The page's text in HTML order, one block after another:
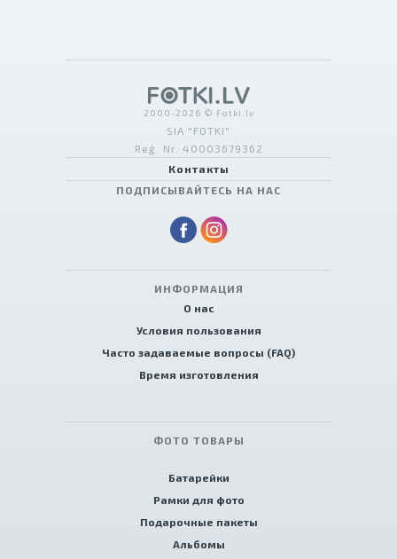
2000-2026 © Fotki.lv
SIA "FOTKI"
Reģ. Nr. 40003679362
Контакты
ПОДПИСЫВАЙТЕСЬ НА НАС
ИНФОРМАЦИЯ
О нас
Условия пользования
Часто задаваемые вопросы (FAQ)
Время изготовления
ФОТО ТОВАРЫ
Батарейки
Рамки для фото
Подарочные пакеты
Альбомы